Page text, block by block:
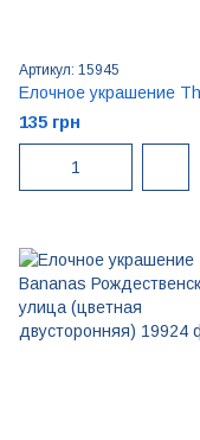
Артикул: 15945
135 грн